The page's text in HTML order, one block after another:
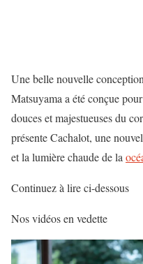
Une belle nouvelle
Matsuyama a été conçue
douces et majestueuses du
présente Cachalot, une
et la lumière chaude de la
Continuez à lire ci-dessous
Nos vidéos en vedette